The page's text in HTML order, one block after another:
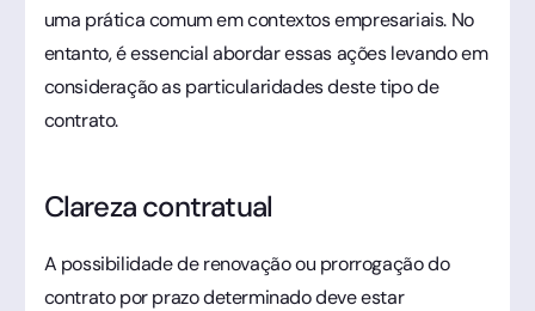
uma prática comum em contextos empresariais. No
entanto, é essencial abordar essas ações levando em
consideração as particularidades deste tipo de
contrato.
Clareza contratual
A possibilidade de renovação ou prorrogação do
contrato por prazo determinado deve estar